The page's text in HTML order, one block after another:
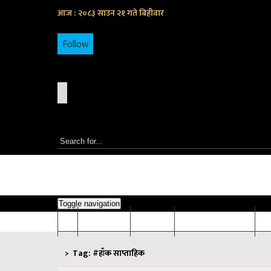
आज : २०८३ साउन २१ गते बिहीवार
Follow
Toggle navigation
> Tag: #हाँक साप्ताहिक